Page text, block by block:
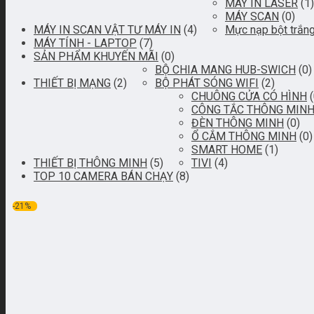
MÁY IN SCAN VẬT TƯ MÁY IN (4)
MÁY IN LASER (1)
MÁY SCAN (0)
Mực nạp bột
MÁY TÍNH - LAPTOP (7)
SẢN PHẨM KHUYẾN MÃI (0)
THIẾT BỊ MẠNG (2)
BỘ CHIA MANG HUB-SWICH (0)
BỘ PHÁT SÓNG WIFI (2)
THIẾT BỊ THÔNG MINH (5)
CHUÔNG CỬA CÓ HÌNH
CÔNG TẮC THÔNG MINH
ĐÈN THÔNG MINH (0)
Ổ CẮM THÔNG MINH (0)
SMART HOME (1)
TIVI (4)
TOP 10 CAMERA BÁN CHẠY (8)
-21%